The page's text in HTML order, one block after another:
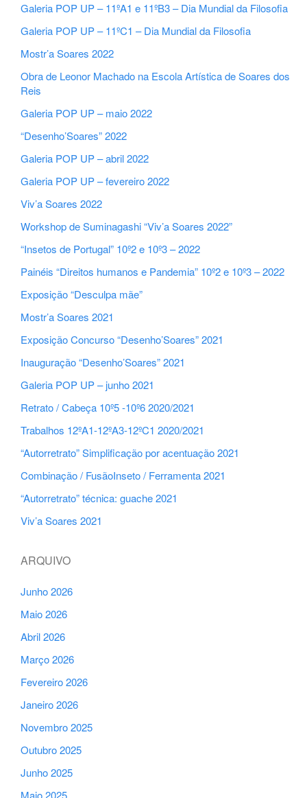
Galeria POP UP – 11ºA1 e 11ºB3 – Dia Mundial da Filosofia
Galeria POP UP – 11ºC1 – Dia Mundial da Filosofia
Mostr’a Soares 2022
Obra de Leonor Machado na Escola Artística de Soares dos
Reis
Galeria POP UP – maio 2022
“Desenho’Soares” 2022
Galeria POP UP – abril 2022
Galeria POP UP – fevereiro 2022
Viv’a Soares 2022
Workshop de Suminagashi “Viv’a Soares 2022”
“Insetos de Portugal” 10º2 e 10º3 – 2022
Painéis “Direitos humanos e Pandemia” 10º2 e 10º3 – 2022
Exposição “Desculpa mãe”
Mostr’a Soares 2021
Exposição Concurso “Desenho’Soares” 2021
Inauguração “Desenho’Soares” 2021
Galeria POP UP – junho 2021
Retrato / Cabeça 10º5 -10º6 2020/2021
Trabalhos 12ºA1-12ºA3-12ºC1 2020/2021
“Autorretrato” Simplificação por acentuação 2021
Combinação / FusãoInseto / Ferramenta 2021
“Autorretrato” técnica: guache 2021
Viv’a Soares 2021
ARQUIVO
Junho 2026
Maio 2026
Abril 2026
Março 2026
Fevereiro 2026
Janeiro 2026
Novembro 2025
Outubro 2025
Junho 2025
Maio 2025